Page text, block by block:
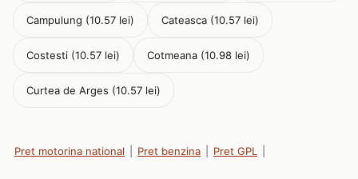
Campulung (10.57 lei) Cateasca (10.57 lei)
Costesti (10.57 lei) Cotmeana (10.98 lei)
Curtea de Arges (10.57 lei)
Pret motorina national Pret benzina Pret GPL